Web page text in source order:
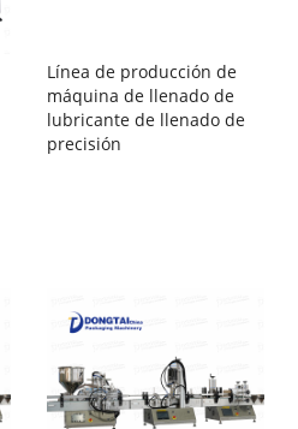
Línea de producción de
máquina de llenado de
lubricante de llenado de
precisión